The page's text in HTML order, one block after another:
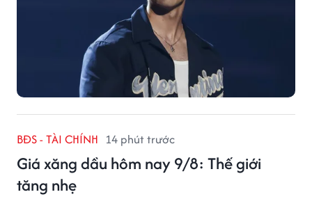
BĐS - TÀI CHÍNH 14 phút trước
Giá xăng dầu hôm nay 9/8: Thế giới
tăng nhẹ